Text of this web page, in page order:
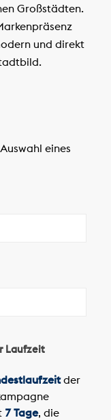
Großstädten.
und direkt
eines
Laufzeit
der
7 Tage, die